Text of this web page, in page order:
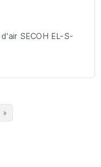
SECOH EL-S-
»